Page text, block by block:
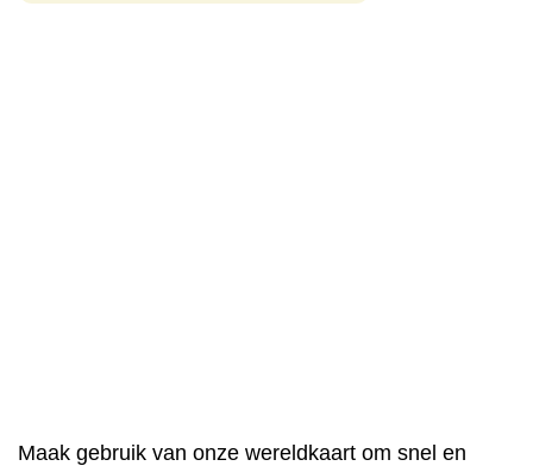
Maak gebruik van onze wereldkaart om snel en